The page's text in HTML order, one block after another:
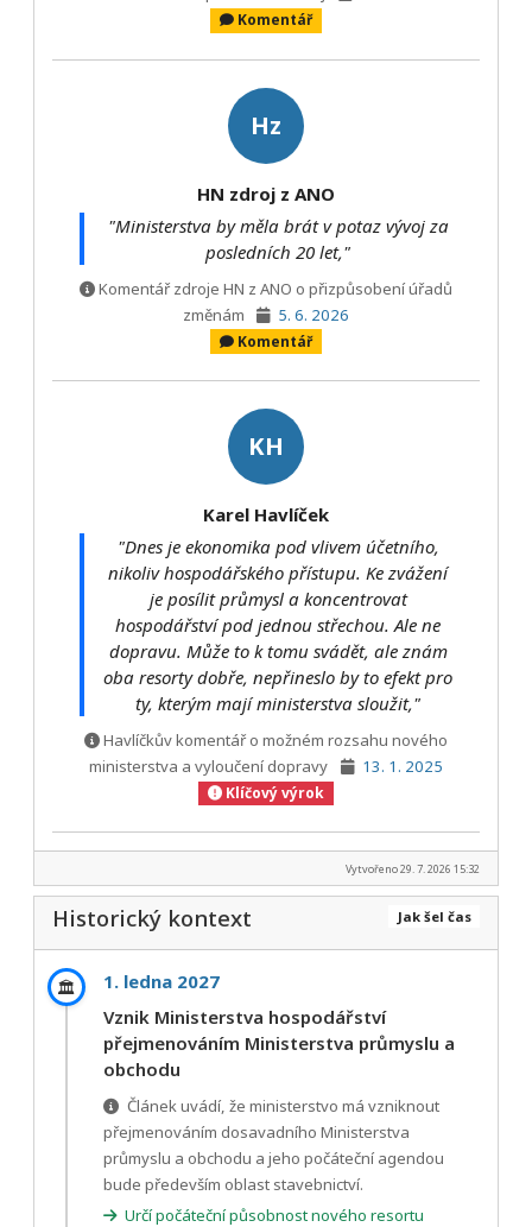
Komentář
Hz
HN zdroj z ANO
"Ministerstva by měla brát v potaz vývoj za
posledních 20 let,"
Komentář zdroje HN z ANO o přizpůsobení úřadů
změnám
5. 6. 2026
Komentář
KH
Karel Havlíček
"Dnes je ekonomika pod vlivem účetního,
nikoliv hospodářského přístupu. Ke zvážení
je posílit průmysl a koncentrovat
hospodářství pod jednou střechou. Ale ne
dopravu. Může to k tomu svádět, ale znám
oba resorty dobře, nepřineslo by to efekt pro
ty, kterým mají ministerstva sloužit,"
Havlíčkův komentář o možném rozsahu nového
ministerstva a vyloučení dopravy
13. 1. 2025
Klíčový výrok
Vytvořeno 29. 7. 2026 15:32
Jak šel čas
Historický kontext
🏛️
1. ledna 2027
Vznik Ministerstva hospodářství
přejmenováním Ministerstva průmyslu a
obchodu
Článek uvádí, že ministerstvo má vzniknout
přejmenováním dosavadního Ministerstva
průmyslu a obchodu a jeho počáteční agendou
bude především oblast stavebnictví.
Určí počáteční působnost nového resortu